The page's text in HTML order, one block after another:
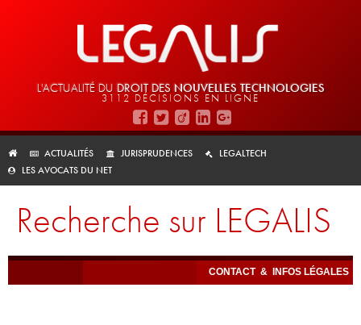
L'ACTUALITÉ DU DROIT DES NOUVELLES TECHNOLOGIES
3112 DÉCISIONS EN LIGNE
ACTUALITÉS JURISPRUDENCES
LEGALTECH
LES AVOCATS DU NET
Recherche sur LEGALIS
CONTACT & INFOS LÉGALES